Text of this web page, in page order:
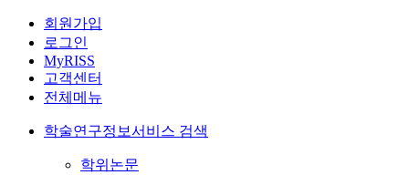
회원가입
로그인
MyRISS
고객센터
전체메뉴
학술연구정보서비스 검색
학위논문